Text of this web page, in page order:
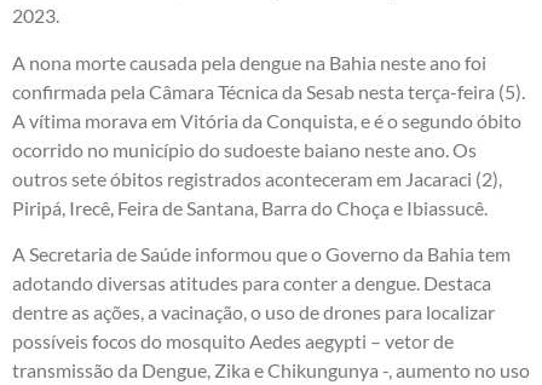
2023.
A nona morte causada pela dengue na Bahia neste ano foi
confirmada pela Câmara Técnica da Sesab nesta terça-feira (5).
A vítima morava em Vitória da Conquista, e é o segundo óbito
ocorrido no município do sudoeste baiano neste ano. Os
outros sete óbitos registrados aconteceram em Jacaraci (2),
Piripá, Irecê, Feira de Santana, Barra do Choça e Ibiassucê.
A Secretaria de Saúde informou que o Governo da Bahia tem
adotando diversas atitudes para conter a dengue. Destaca
dentre as ações, a vacinação, o uso de drones para localizar
possíveis focos do mosquito Aedes aegypti – vetor de
transmissão da Dengue, Zika e Chikungunya -, aumento no uso